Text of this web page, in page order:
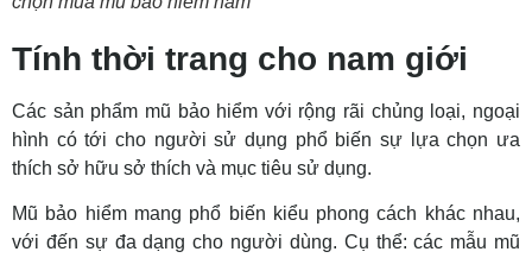
Tính thời trang cho nam giới
Các sản phẩm mũ bảo hiểm với rộng rãi chủng loại, ngoại
hình có tới cho ngườisử dụng phổ biến sự lựachọn ưa
thích sở hữu sở thích và mục tiêu sử dụng.
Mũ bảo hiểm mang phổ biến kiểu phongcách khác nhau,
với đến sự đa dạng cho người dùng. Cụ thể:các mẫu mũ